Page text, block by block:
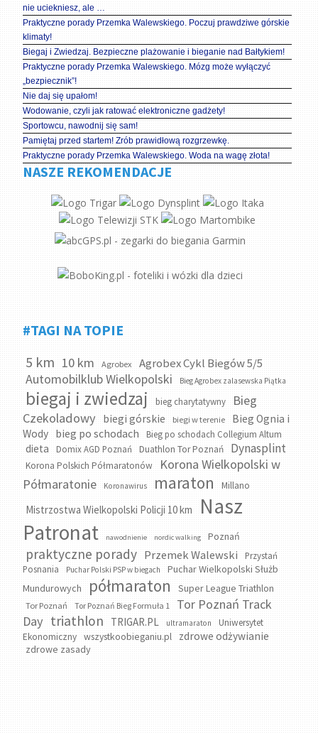
nie uciekniesz, ale …
Praktyczne porady Przemka Walewskiego. Poczuj prawdziwe górskie
klimaty!
Biegaj i Zwiedzaj. Bezpieczne plażowanie i bieganie nad Bałtykiem!
Praktyczne porady Przemka Walewskiego. Mózg może wyłączyć
„bezpiecznik”!
Nie daj się upałom!
Wodowanie, czyli jak ratować elektroniczne gadżety!
Sportowcu, nawodnij się sam!
Pamiętaj przed startem! Zrób prawidłową rozgrzewkę.
Praktyczne porady Przemka Walewskiego. Woda na wagę złota!
NASZE REKOMENDACJE
#TAGI NA TOPIE
5 km 10 km Agrobex Agrobex Cykl Biegów 5/5
Automobilklub Wielkopolski Bieg Agrobex zalasewska Piątka
biegaj i zwiedzaj bieg charytatywny
Bieg
Czekoladowy
biegi górskie biegi w terenie
Bieg Ognia i
Wody bieg po schodach Bieg po schodach Collegium Altum
dieta Domix AGD Poznań Duathlon Tor Poznań Dynasplint
Korona Polskich Półmaratonów
Korona Wielkopolski w
Półmaratonie
Koronawirus maraton Millano
Mistrzostwa Wielkopolski Policji 10 km
Nasz
Patronat
nawodnienie nordic walking Poznań
praktyczne porady Przemek Walewski
Przystań
Posnania
Puchar Polski PSP w biegach
Puchar Wielkopolski Służb
Mundurowych
półmaraton Super League Triathlon
Tor Poznań Tor Poznań Bieg Formuła 1
Tor Poznań Track
Day triathlon TRIGAR.PL ultramaraton
Uniwersytet
Ekonomiczny
wszystkoobieganiu.pl zdrowe odżywianie
zdrowe zasady